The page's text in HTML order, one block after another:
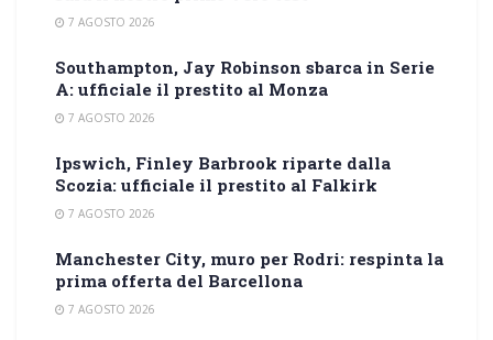
7 AGOSTO 2026
Southampton, Jay Robinson sbarca in Serie
A: ufficiale il prestito al Monza
7 AGOSTO 2026
Ipswich, Finley Barbrook riparte dalla
Scozia: ufficiale il prestito al Falkirk
7 AGOSTO 2026
Manchester City, muro per Rodri: respinta la
prima offerta del Barcellona
7 AGOSTO 2026